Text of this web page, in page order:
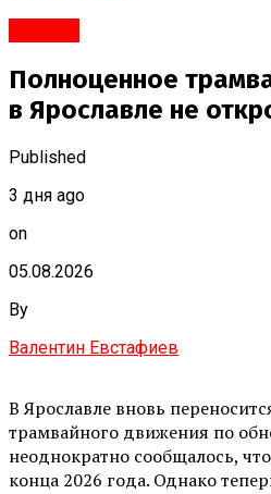
Полноценное
в Ярославле не
Published
3 дня ago
on
05.08.2026
By
Валентин Евстафиев
В Ярославле вновь
трамвайного движения по
неоднократно сообщалось,
конца 2026 года. Однако